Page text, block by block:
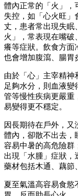
體內正常的「火」，
失控，如「心火旺」
丈，患者常出現失眠
火」，常表現在嘴破
癢等症狀。飲食方面
也會增加腹瀉、腸胃
由於「心」主宰精神
足夠水分，則血液變
管等慢性疾病更嚴重
易變得更不穩定。
因長期待在戶外，又
體內，卻散不出去，
容易中暑的高危險群
出現「水腫」症狀，
藥材包括木通、藕節
夏至氣溫高容易食慾